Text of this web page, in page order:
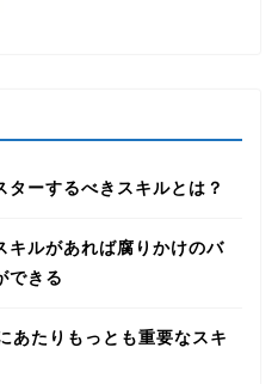
ターするべきスキルとは？
キルがあれば腐りかけのバ
できる
あたりもっとも重要なスキ